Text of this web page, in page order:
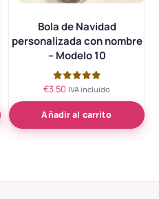
Bola de Navidad
personalizada con nombre
– Modelo 10
Valorado
5.00
de 5
€3.50 IVA incluido
Añadir al carrito